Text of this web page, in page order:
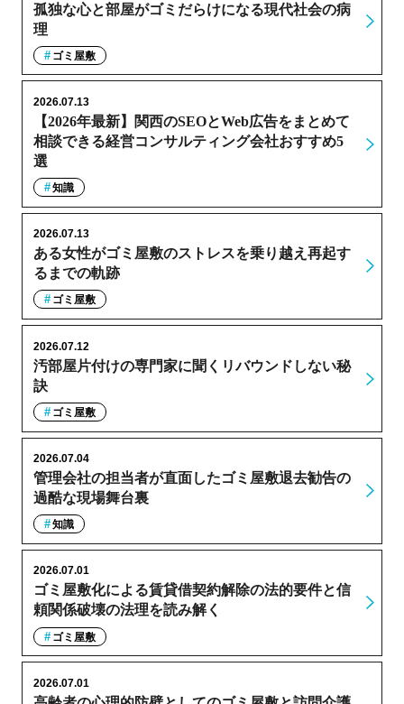
孤独な心と部屋がゴミだらけになる現代社会の病
理
ゴミ屋敷
【2026年最新】関西のSEOとWeb広告をまとめて
相談できる経営コンサルティング会社おすすめ5
選
2026.07.13
知識
ある女性がゴミ屋敷のストレスを乗り越え再起す
るまでの軌跡
2026.07.13
ゴミ屋敷
汚部屋片付けの専門家に聞くリバウンドしない秘
訣
2026.07.12
ゴミ屋敷
管理会社の担当者が直面したゴミ屋敷退去勧告の
過酷な現場舞台裏
2026.07.04
知識
ゴミ屋敷化による賃貸借契約解除の法的要件と信
頼関係破壊の法理を読み解く
2026.07.01
ゴミ屋敷
2026.07.01